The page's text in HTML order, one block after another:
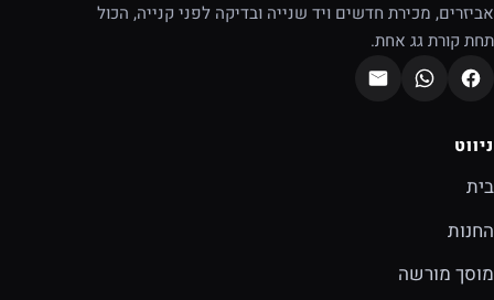
אביזרים, מכירת חדשים ויד שנייה ובדיקה לפני קנייה, הכול
תחת קורת גג אחת.
ניווט
בית
החנות
מוסך מורשה